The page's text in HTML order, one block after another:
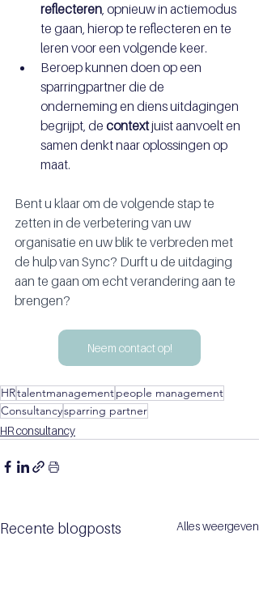
reflecteren, opnieuw in actiemodus
te gaan, hierop te reflecteren en te
leren voor een volgende keer.
Beroep kunnen doen op een
sparringpartner die de
onderneming en diens uitdagingen
begrijpt, de context juist aanvoelt en
samen denkt naar oplossingen op
maat.
Bent u klaar om de volgende stap te
zetten in de verbetering van uw
organisatie en uw blik te verbreden met
de hulp van Sync? Durft u de uitdaging
aan te gaan om echt verandering aan te
brengen?
Neem contact op!
HRtalentmanagementpeople management
Consultancysparring partner
HR consultancy
Recente blogposts Alles weergeven